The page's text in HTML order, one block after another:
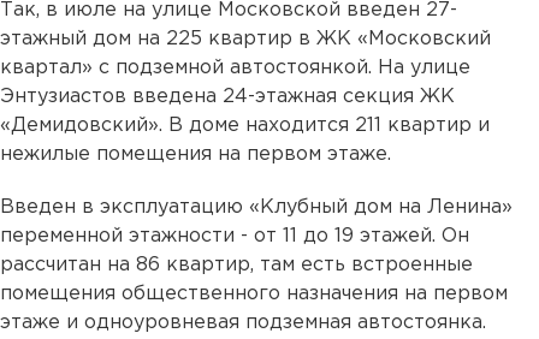
Так, в июле на улице Московской введен 27-
этажный дом на 225 квартир в ЖК «Московский
квартал» с подземной автостоянкой. На улице
Энтузиастов введена 24-этажная секция ЖК
«Демидовский». В доме находится 211 квартир и
нежилые помещения на первом этаже.
Введен в эксплуатацию «Клубный дом на Ленина»
переменной этажности - от 11 до 19 этажей. Он
рассчитан на 86 квартир, там есть встроенные
помещения общественного назначения на первом
этаже и одноуровневая подземная автостоянка.